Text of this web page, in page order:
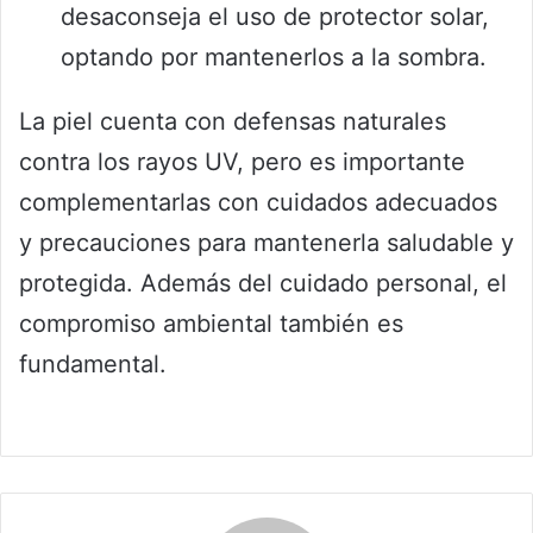
desaconseja el uso de protector solar,
optando por mantenerlos a la sombra.
La piel cuenta con defensas naturales
contra los rayos UV, pero es importante
complementarlas con cuidados adecuados
y precauciones para mantenerla saludable y
protegida. Además del cuidado personal, el
compromiso ambiental también es
fundamental.